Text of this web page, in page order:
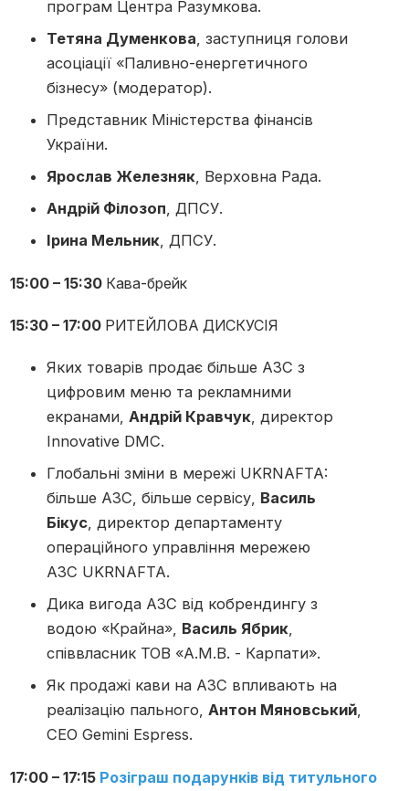
програм Центра Разумкова.
Тетяна Думенкова, заступниця голови
асоціації «Паливно-енергетичного
бізнесу» (модератор).
Представник Міністерства фінансів
України.
Ярослав Железняк, Верховна Рада.
Андрій Філозоп, ДПСУ.
Ірина Мельник, ДПСУ.
15:00 – 15:30 Кава-брейк
15:30 – 17:00 РИТЕЙЛОВА ДИСКУСІЯ
Яких товарів продає більше АЗС з
цифровим меню та рекламними
екранами,Андрій Кравчук, директор
Innovative DMC.
Глобальні зміни в мережі UKRNAFTA:
більше АЗС, більше сервісу, Василь
Бікус, директор департаменту
операційного управління мережею
АЗС UKRNAFTA.
Дика вигода АЗС від кобрендингу з
водою «Крайна», Василь Ябрик,
співвласник ТОВ «А.М.В. - Карпати».
Як продажі кави на АЗС впливають на
реалізацію пального,Антон Мяновський,
СЕО Gemini Espress.
17:00 – 17:15 Розіграш подарунків від титульного